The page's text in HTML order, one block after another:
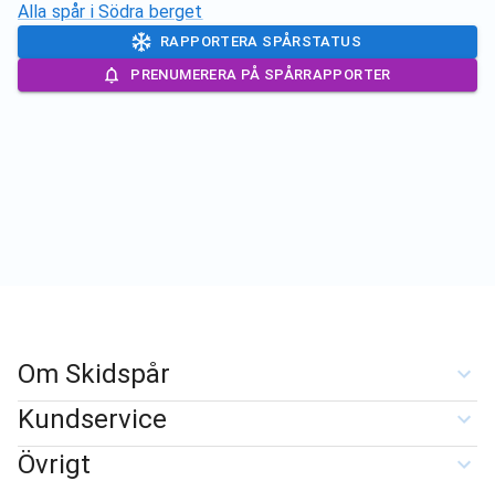
Alla spår i Södra berget
RAPPORTERA SPÅRSTATUS
PRENUMERERA PÅ SPÅRRAPPORTER
Om Skidspår
Kundservice
Övrigt